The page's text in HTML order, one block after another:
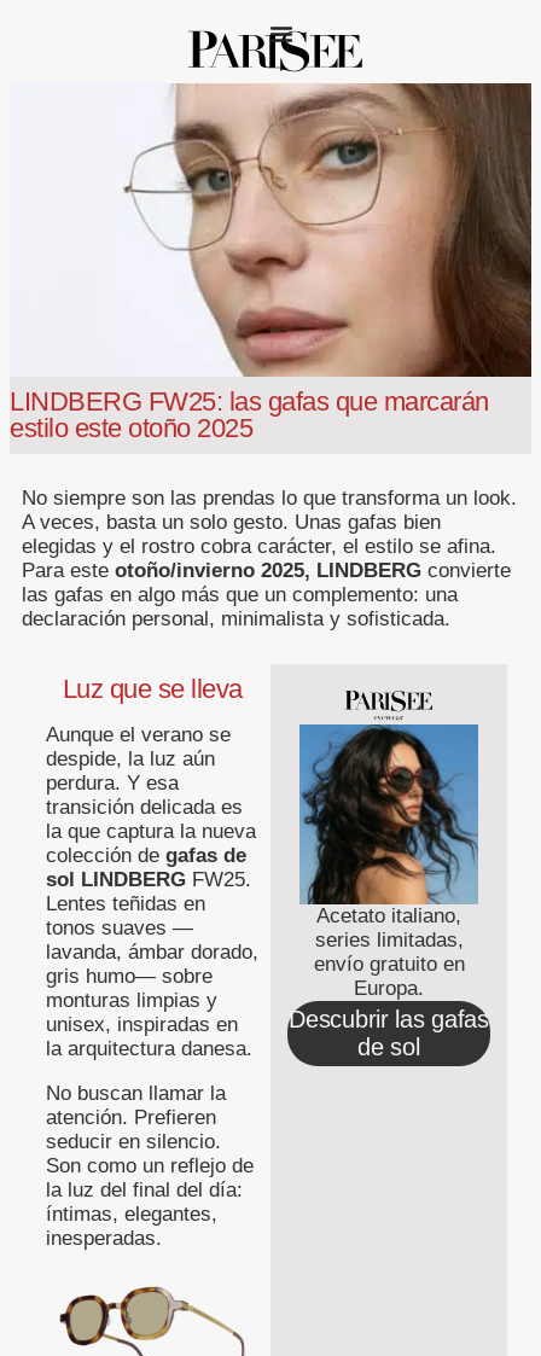
LINDBERG FW25: las gafas que marcarán
estilo este otoño 2025
No siempre son las prendas lo que transforma un look.
A veces, basta un solo gesto. Unas gafas bien
elegidas y el rostro cobra carácter, el estilo se afina.
Para este otoño/invierno 2025, LINDBERG convierte
las gafas en algo más que un complemento: una
declaración personal, minimalista y sofisticada.
Luz que se lleva
Aunque el verano se
despide, la luz aún
perdura. Y esa
transición delicada es
la que captura la nueva
colección de gafas de
sol LINDBERG FW25.
Lentes teñidas en
tonos suaves —
lavanda, ámbar dorado,
gris humo— sobre
monturas limpias y
unisex, inspiradas en
la arquitectura danesa.
No buscan llamar la
atención. Prefieren
seducir en silencio.
Son como un reflejo de
la luz del final del día:
íntimas, elegantes,
inesperadas.
Acetato italiano,
series limitadas,
envío gratuito en
Europa.
Descubrir las gafas
de sol